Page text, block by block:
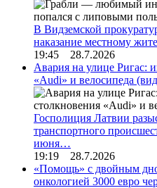
В Видземской
наказание местному
19:45 28.7.2026
Авария на улице Ригас:
«Audi» и велосипеда
Госполиция Латвии
транспортного
июня…
19:19 28.7.2026
«Помощь» с двойным
онкологией 3000 евро